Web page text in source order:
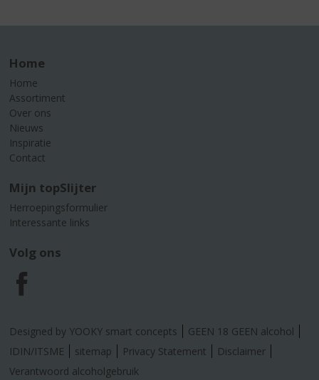
Home
Home
Assortiment
Over ons
Nieuws
Inspiratie
Contact
Mijn topSlijter
Herroepingsformulier
Interessante links
Volg ons
F
a
c
Designed by YOOKY smart concepts
GEEN 18 GEEN alcohol
IDIN/ITSME
sitemap Privacy Statement
Disclaimer
Verantwoord alcoholgebruik